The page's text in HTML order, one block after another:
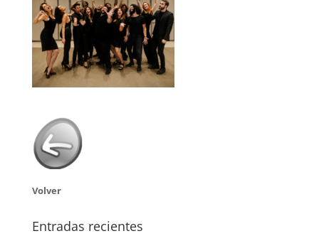
Volver
Entradas recientes